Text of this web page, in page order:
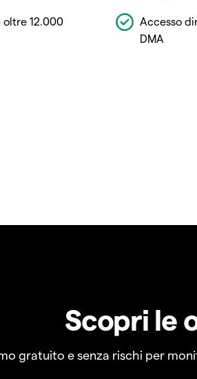
oltre 12.000
Accesso
DMA
Scopri le
gratuito e senza rischi per